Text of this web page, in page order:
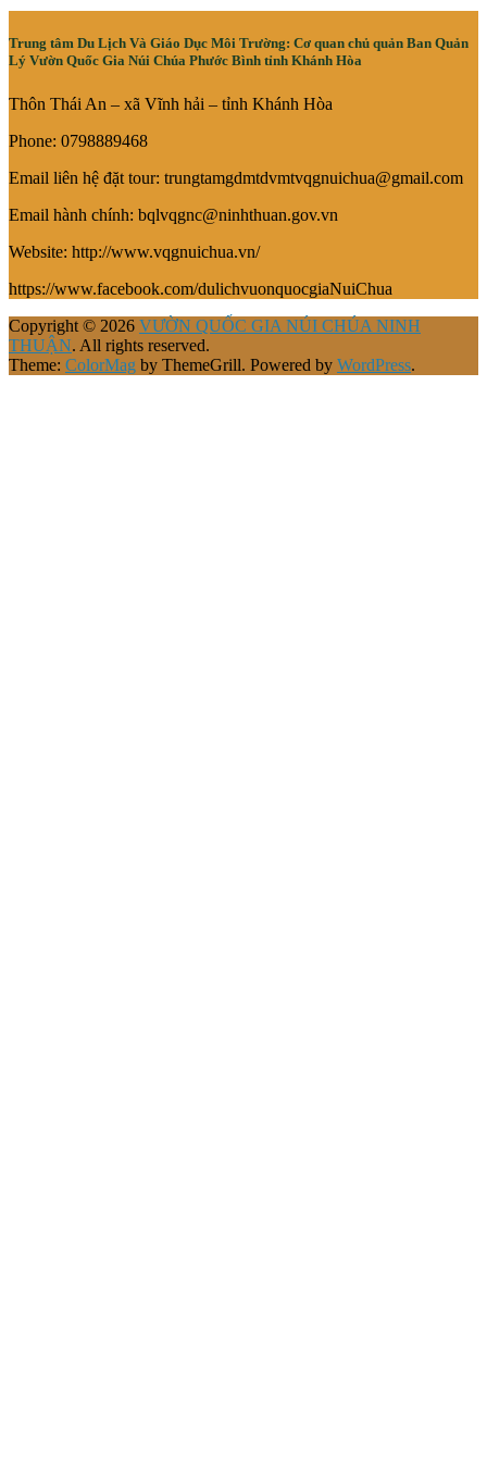
Trung tâm Du Lịch Và Giáo Dục Môi Trường: Cơ quan chủ quản Ban Quản
Lý Vườn Quốc Gia Núi Chúa Phước Bình tỉnh Khánh Hòa
Thôn Thái An – xã Vĩnh hải – tỉnh Khánh Hòa
Phone: 0798889468
Email liên hệ đặt tour: trungtamgdmtdvmtvqgnuichua@gmail.com
Email hành chính: bqlvqgnc@ninhthuan.gov.vn
Website: http://www.vqgnuichua.vn/
https://www.facebook.com/dulichvuonquocgiaNuiChua
Copyright © 2026 VƯỜN QUỐC GIA NÚI CHÚA NINH
THUẬN. All rights reserved.
Theme: ColorMag by ThemeGrill. Powered by WordPress.